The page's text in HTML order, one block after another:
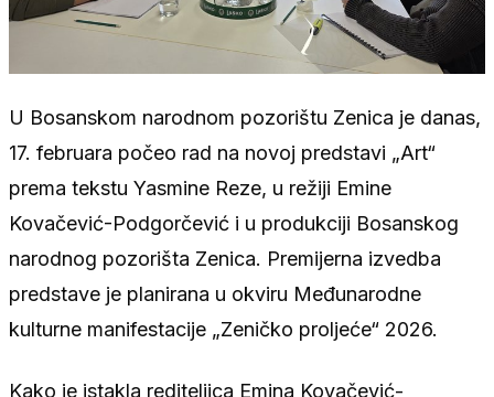
U Bosanskom narodnom pozorištu Zenica je danas,
17. februara počeo rad na novoj predstavi „Art“
prema tekstu Yasmine Reze, u režiji Emine
Kovačević-Podgorčević i u produkciji Bosanskog
narodnog pozorišta Zenica. Premijerna izvedba
predstave je planirana u okviru Međunarodne
kulturne manifestacije „Zeničko proljeće“ 2026.
Kako je istakla rediteljica Emina Kovačević-